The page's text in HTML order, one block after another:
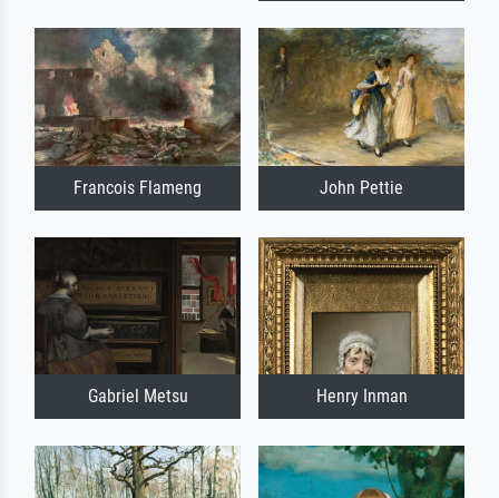
Francois Flameng John Pettie
Gabriel Metsu Henry Inman